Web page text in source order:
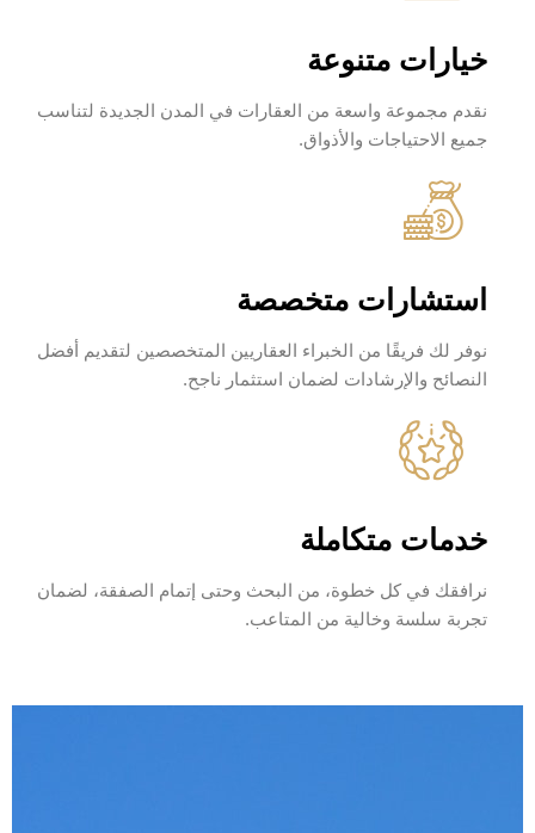
خيارات متنوعة
نقدم مجموعة واسعة من العقارات في المدن الجديدة لتناسب
جميع الاحتياجات والأذواق.
استشارات متخصصة
نوفر لك فريقًا من الخبراء العقاريين المتخصصين لتقديم أفضل
النصائح والإرشادات لضمان استثمار ناجح.
خدمات متكاملة
نرافقك في كل خطوة، من البحث وحتى إتمام الصفقة، لضمان
تجربة سلسة وخالية من المتاعب.